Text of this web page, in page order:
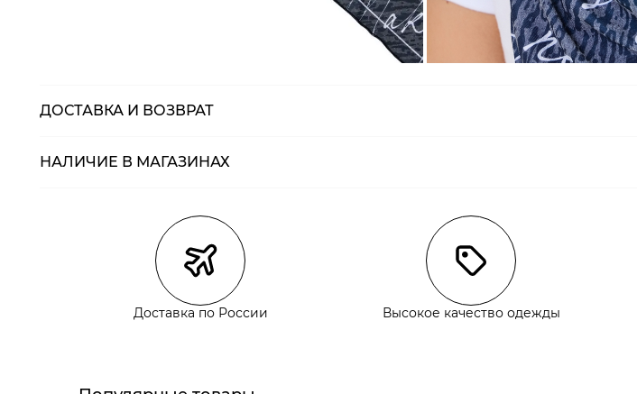
ДОСТАВКА И ВОЗВРАТ
Курьерская доставка СДЭК
Самовывоз из пункта выдачи СДЭК
Самовывоз из наших магазинов
НАЛИЧИЕ В МАГАЗИНАХ
Доставка по России Высокое качество одежды